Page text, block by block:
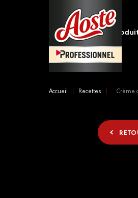
Main
navigation
Accueil Recettes Crème